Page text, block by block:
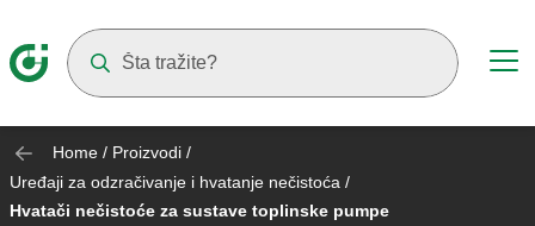
Home / Proizvodi /
Uređaji za odzračivanje i hvatanje nečistoća /
Hvatači nečistoće za sustave toplinske pumpe